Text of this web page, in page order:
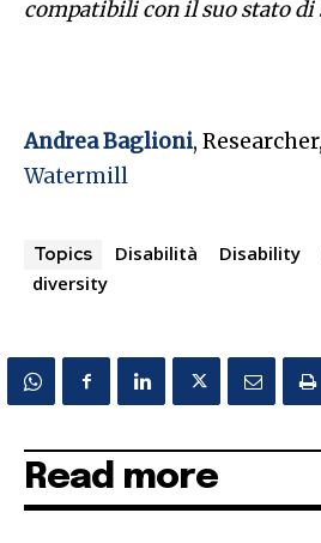
compatibili con il suo stato di
Andrea Baglioni, Researcher,
Watermill
Topics Disabilità Disability
diversity
Read more